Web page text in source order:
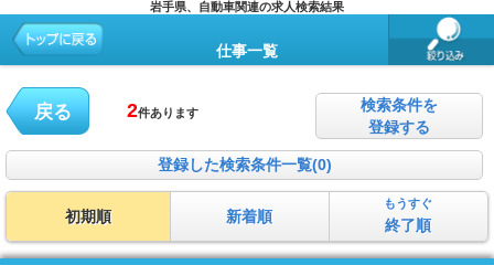
岩手県、自動車関連の求人検索結果
仕事一覧
戻る 2件あります
検索条件を
登録する
登録した検索条件一覧(0)
初期順 新着順
もうすぐ
終了順